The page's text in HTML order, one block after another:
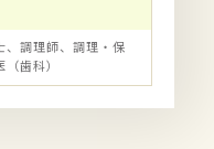
、調理師、調理・保
歯科）